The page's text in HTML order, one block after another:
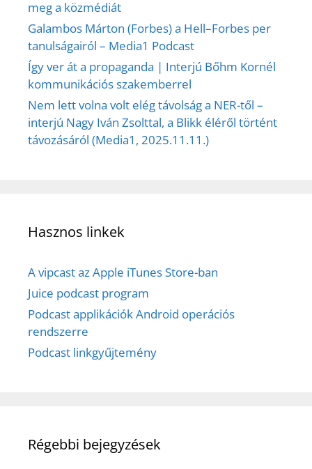
meg a közmédiát
Galambos Márton (Forbes) a Hell–Forbes per
tanulságairól – Media1 Podcast
Így ver át a propaganda | Interjú Bőhm Kornél
kommunikációs szakemberrel
Nem lett volna volt elég távolság a NER-től –
interjú Nagy Iván Zsolttal, a Blikk éléről történt
távozásáról (Media1, 2025.11.11.)
Hasznos linkek
A vipcast az Apple iTunes Store-ban
Juice podcast program
Podcast applikációk Android operációs
rendszerre
Podcast linkgyűjtemény
Régebbi bejegyzések